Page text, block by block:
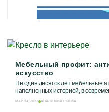
Мебельный профит:
искусство
Не один десяток лет мебельные
наполненных историей, в
Замечательные предметы
МАР 14, 2022 АНАЛИТИКА РЫНКА